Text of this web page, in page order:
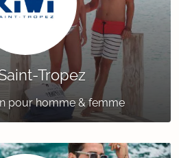
Tropez
pour homme & femme